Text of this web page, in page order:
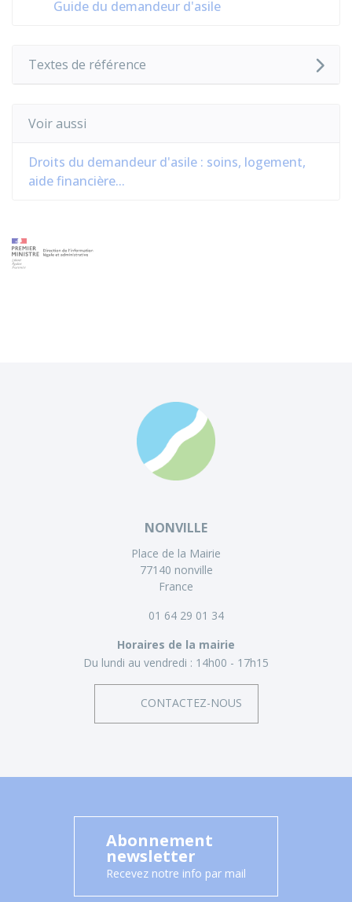
Guide du demandeur d'asile
Textes de référence
Voir aussi
Droits du demandeur d'asile : soins, logement,
aide financière...
NONVILLE
Place de la Mairie
77140 nonville
France
01 64 29 01 34
Horaires de la mairie
Du lundi au vendredi : 14h00 - 17h15
CONTACTEZ-NOUS
Abonnement
newsletter
Recevez notre info par mail